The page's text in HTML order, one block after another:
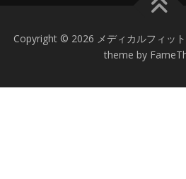
Copyright © 2026 メディカルフィッ
theme by